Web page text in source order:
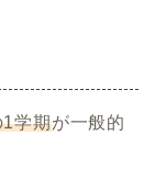
1学期が一般的